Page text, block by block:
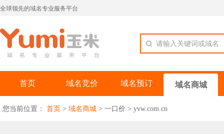
全球领先的域名专业服务平台
请输入关键词或域名
首页 域名竞价 域名预订 域名商城
您当前位置： 首页 > 域名商城 > 一口价 > yvw.com.cn